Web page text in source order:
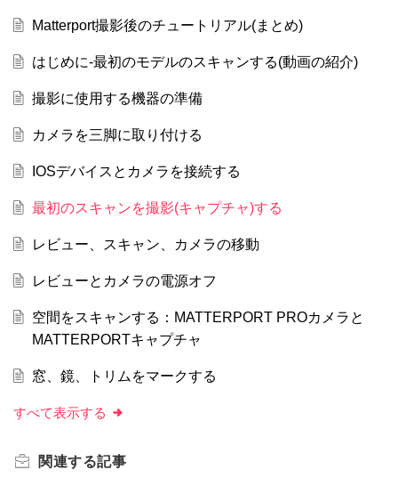
Matterport撮影後のチュートリアル(まとめ)
はじめに-最初のモデルのスキャンする(動画の紹介)
撮影に使用する機器の準備
カメラを三脚に取り付ける
IOSデバイスとカメラを接続する
最初のスキャンを撮影(キャプチャ)する
レビュー、スキャン、カメラの移動
レビューとカメラの電源オフ
空間をスキャンする：MATTERPORT PROカメラと
MATTERPORTキャプチャ
窓、鏡、トリムをマークする
すべて表示する
関連する記事